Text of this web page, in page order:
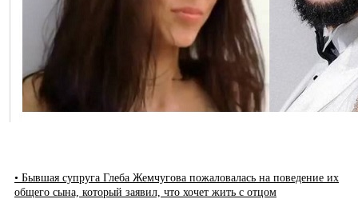
• Бывшая супруга Глеба Жемчугова пожаловалась на поведение их
общего сына, который заявил, что хочет жить с отцом